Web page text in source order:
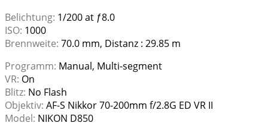
Belichtung: 1/200 at ƒ8.0
ISO: 1000
Brennweite: 70.0 mm, Distanz : 29.85 m
Programm: Manual, Multi-segment
VR: On
Blitz: No Flash
Objektiv: AF-S Nikkor 70-200mm f/2.8G ED VR II
Model: NIKON D850